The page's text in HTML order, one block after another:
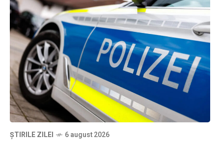
ȘTIRILE ZILEI 6 august 2026